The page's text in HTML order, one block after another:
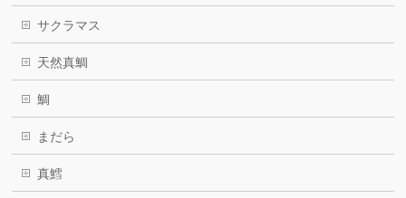
サクラマス
天然真鯛
鯛
まだら
真鱈